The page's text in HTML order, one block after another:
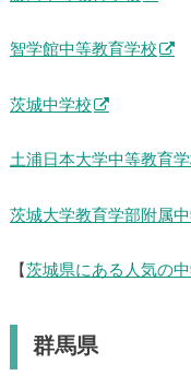
智学館中等教育学校
茨城中学校
土浦日本大学中等教育
茨城大学教育学部附属
【 茨城県にある人気の
群馬県